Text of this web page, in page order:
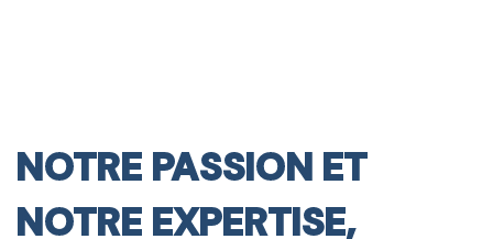
NOTRE PASSION ET
NOTRE EXPERTISE,